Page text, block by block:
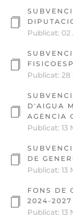
Publicat: 02
Publicat: 28
D'AIGUA
AGENCIA
Publicat: 13
DE
Publicat: 13
FONS DE
2024-
Publicat: 13